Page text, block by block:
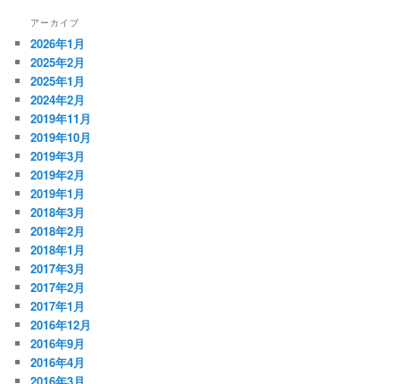
アーカイブ
2026年1月
2025年2月
2025年1月
2024年2月
2019年11月
2019年10月
2019年3月
2019年2月
2019年1月
2018年3月
2018年2月
2018年1月
2017年3月
2017年2月
2017年1月
2016年12月
2016年9月
2016年4月